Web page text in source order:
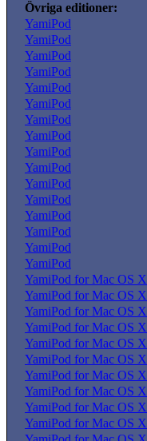
Övriga editioner:
YamiPod
YamiPod
YamiPod
YamiPod
YamiPod
YamiPod
YamiPod
YamiPod
YamiPod
YamiPod
YamiPod
YamiPod
YamiPod
YamiPod
YamiPod
YamiPod
YamiPod for Mac OS X
YamiPod for Mac OS X
YamiPod for Mac OS X
YamiPod for Mac OS X
YamiPod for Mac OS X
YamiPod for Mac OS X
YamiPod for Mac OS X
YamiPod for Mac OS X
YamiPod for Mac OS X
YamiPod for Mac OS X